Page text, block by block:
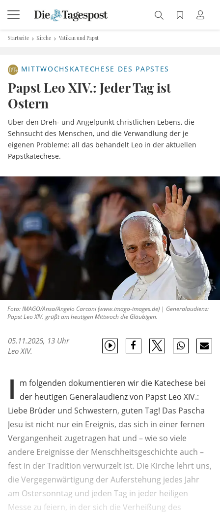
Startseite Kirche Vatikan und Papst
MITTWOCHSKATECHESE DES PAPSTES
Papst Leo XIV.: Jeder Tag ist
Ostern
Über den Dreh- und Angelpunkt christlichen Lebens, die
Sehnsucht des Menschen, und die Verwandlung der je
eigenen Probleme: all das behandelt Leo in der aktuellen
Papstkatechese.
Foto: IMAGO/Ansa/Angelo Carconi (www.imago-images.de) | Generalaudienz:
Papst Leo XIV. grüßt am heutigen Mittwoch die Gläubigen.
05.11.2025, 13 Uhr
Leo XIV.
I m folgenden dokumentieren wir die Katechese bei
der heutigen Generalaudienz von Papst Leo XIV.:
Liebe Brüder und Schwestern, guten Tag! Das Pascha
Jesu ist nicht nur ein Ereignis, das sich in einer fernen
Vergangenheit zugetragen hat und – wie so viele
andere Ereignisse der Menschheitsgeschichte auch –
fest in der Tradition verwurzelt ist. Die Kirche lehrt uns,
die Vergegenwärtigung der Auferstehung jedes Jahr
am Ostersonntag und jeden Tag in jeder heiligen
Messe zu feiern, in der sich die Verheißung des